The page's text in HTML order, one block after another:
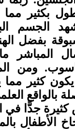
بكثير
الجسم
بفضل
المباشر
ومن
أن يكون كثير
بالواقع
جدًّا في
الأطفال